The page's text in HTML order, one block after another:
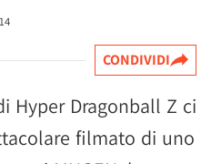
CONDIVIDI
Hyper Dragonball Z ci
filmato di uno